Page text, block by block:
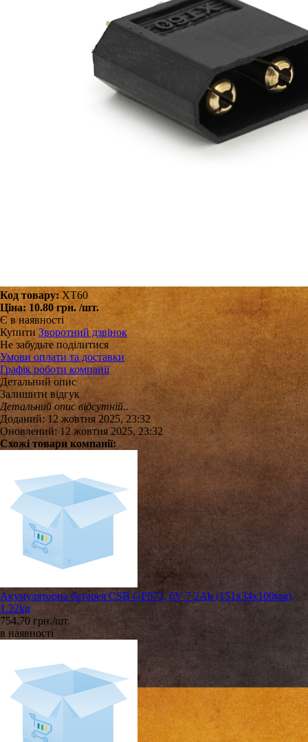
Код товару: XT60
Ціна:10.80 грн. /шт.
Є в наявності
Купити Зворотний дзвінок
Не забудьте поділитися
Умови оплати та доставки
Графік роботи компанії
Детальний опис
Залишити відгук
Детальний опис відсутній..
Доданий: 12 жовтня 2025, 23:32
Оновлений: 12 жовтня 2025, 23:32
Схожі товари компанії:
Акумуляторна батарея CSB GP672, 6V 7.2Ah (151х34х100мм),
1.22kg
754.70 грн./шт.
в наявності